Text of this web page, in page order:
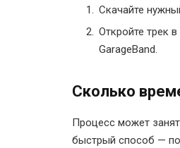
Скачайте
Откройте трек
GarageBand.
Сколько
Процесс может
быстрый способ —